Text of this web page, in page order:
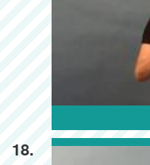
18.